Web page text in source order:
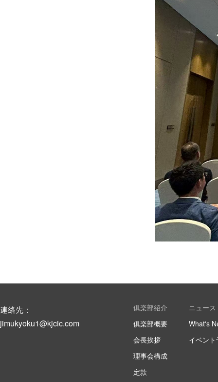
連絡先：
jimukyoku1@kjcic.com
俱楽部紹介
俱楽部概要
会長挨拶
理事会構成
定款
ニュース
What's
イベン